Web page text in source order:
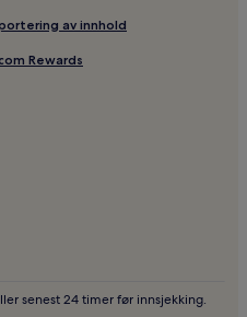
basilika
de Lyon
de Lyon
av innhold
Rewards
senest 24 timer før innsjekking.